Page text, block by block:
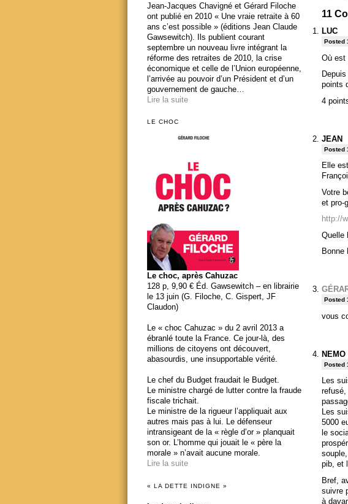
11
LUC
Posted
Où est
points
4
JEAN
Posted
Elle
Votre
et pro-
http://
Quelle
Bonne
Posted
vous
NEMO
Posted
Les
refusé,
Les
5000
le
pib, et
Bref,
suivre
à
Jean-Jacques Chavigné et Gérard Filoche
ont publié en 2010 « Une vraie retraite à 60
ans c’est possible » (éditions Jean Claude
Gawsewitch). Ils publient courant
septembre un nouveau livre intégrant la
réforme des retraites de 2010, la crise
économique et celle de l’Union européenne,
l’arrivée au pouvoir d’un Président et d’un
gouvernement de gauche…
Lire la suite
LE CHOC
Le choc, après Cahuzac
128 p, 9,90 € Éd. Gawsewitch – en librairie
le 13 juin (G. Filoche, C. Gispert, JF
Claudon)
Le « choc Cahuzac » du 2 avril 2013 a
ébranlé toute la France. Ce jour-là, des
millions de citoyens ont découvert,
abasourdis, une insupportable vérité.
Le chef du Budget fraudait le Budget.
Le ministre chargé de lutter contre la fraude
fiscale trichait.
Le ministre de la rigueur l’appliquait aux
autres mais pas à lui. Le défenseur
intransigeant de la « règle d’or » planquait
son or. L’homme qui jouait le « père la
morale » n’avait aucune morale.
Lire la suite
« LA DETTE INDIGNE »